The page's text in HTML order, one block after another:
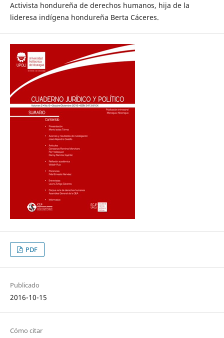
Activista hondureña de derechos humanos, hija de la
lideresa indígena hondureña Berta Cáceres.
PDF
Publicado
2016-10-15
Cómo citar